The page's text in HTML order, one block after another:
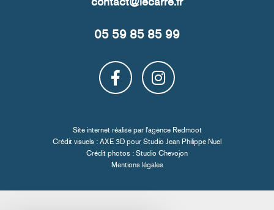
05 59 85 85 99
Site internet réalisé par l'agence Redmoot
Crédit visuels : AXE 3D pour Studio Jean Philippe Nuel
Crédit photos : Studio Chevojon
Mentions légales